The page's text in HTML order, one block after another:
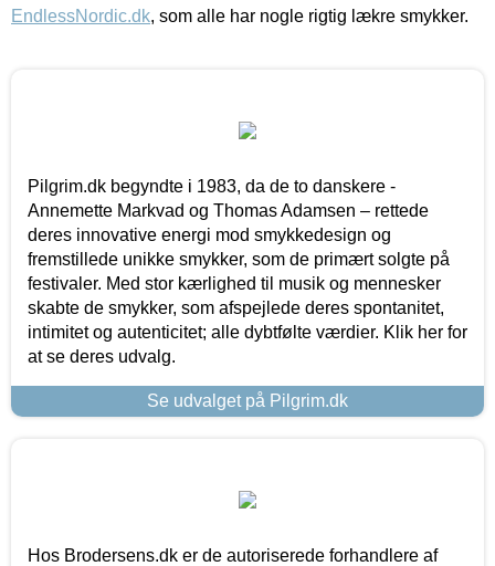
EndlessNordic.dk, som alle har nogle rigtig lækre smykker.
Pilgrim.dk begyndte i 1983, da de to danskere -
Annemette Markvad og Thomas Adamsen – rettede
deres innovative energi mod smykkedesign og
fremstillede unikke smykker, som de primært solgte på
festivaler. Med stor kærlighed til musik og mennesker
skabte de smykker, som afspejlede deres spontanitet,
intimitet og autenticitet; alle dybtfølte værdier. Klik her for
at se deres udvalg.
Se udvalget på Pilgrim.dk
Hos Brodersens.dk er de autoriserede forhandlere af